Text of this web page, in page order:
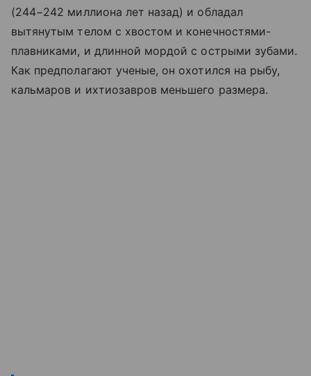
(244−242 миллиона лет назад) и обладал
вытянутым телом с хвостом и конечностями-
плавниками, и длинной мордой с острыми зубами.
Как предполагают ученые, он охотился на рыбу,
кальмаров и ихтиозавров меньшего размера.